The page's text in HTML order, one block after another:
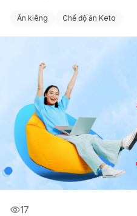
Ăn kiêng Chế độ ăn Keto
17